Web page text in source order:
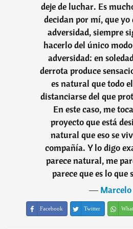
deje de luchar. Es
decidan por mí, que
adversidad, siempre
hacerlo del único
adversidad: en
derrota produce
es natural que todo
distanciarse del que
En este caso, me
proyecto que está
natural que eso se
compañía. Y lo digo
parece natural, me
parece que es lo que
―
Facebook Twitter